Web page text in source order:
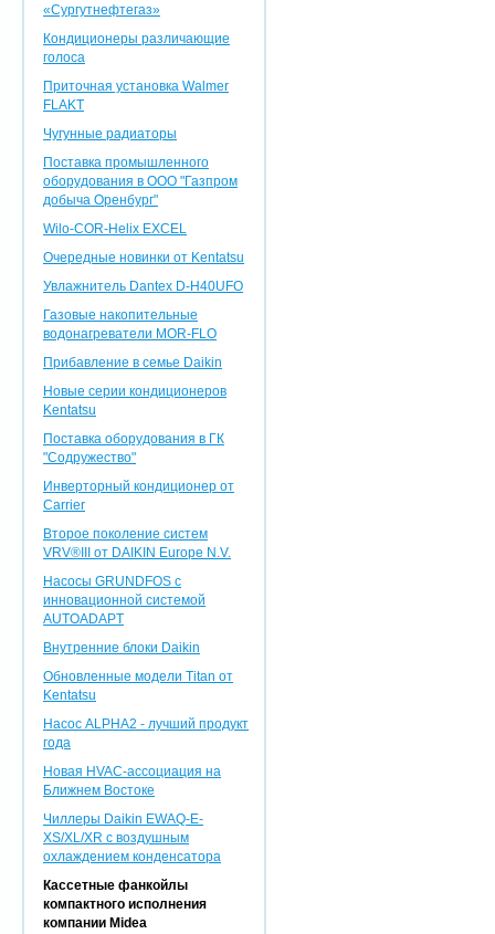
«Сургутнефтегаз»
Кондиционеры различающие
голоса
Приточная установка Walmer
FLAKT
Чугунные радиаторы
Поставка промышленного
оборудования в ООО "Газпром
добыча Оренбург"
Wilo-COR-Helix EXCEL
Очередные новинки от Kentatsu
Увлажнитель Dantex D-H40UFO
Газовые накопительные
водонагреватели MOR-FLO
Прибавление в семье Daikin
Новые серии кондиционеров
Kentatsu
Поставка оборудования в ГК
"Содружество"
Инверторный кондиционер от
Carrier
Второе поколение систем
VRV®III от DAIKIN Europe N.V.
Насосы GRUNDFOS с
инновационной системой
AUTOADAPT
Внутренние блоки Daikin
Обновленные модели Titan от
Kentatsu
Насос ALPHA2 - лучший продукт
года
Новая HVAC-ассоциация на
Ближнем Востоке
Чиллеры Daikin EWAQ-E-
XS/XL/XR с воздушным
охлаждением конденсатора
Кассетные фанкойлы
компактного исполнения
компании Midea